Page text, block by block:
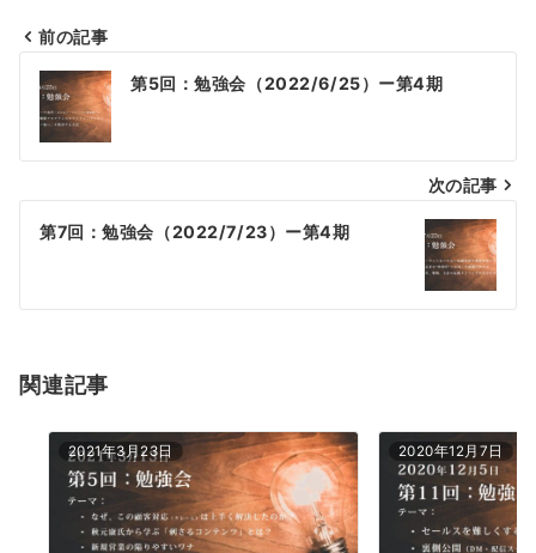
投
稿
ナ
ビ
ゲ
シ
ン
前の記事
第5回：勉強会（2022/6/25）ー第4期
次の記事
第7回：勉強会（2022/7/23）ー第4期
関連記事
2021年3月23日 2020年12月7日